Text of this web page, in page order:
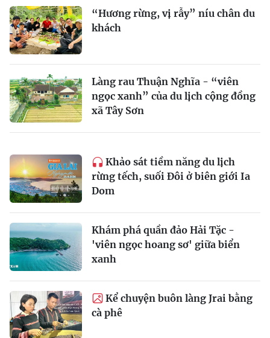
“Hương rừng, vị rẫy” níu chân du
khách
Làng rau Thuận Nghĩa - “viên
ngọc xanh” của du lịch cộng đồng
xã Tây Sơn
Khảo sát tiềm năng du lịch
rừng tếch, suối Đôi ở biên giới Ia
Dom
Khám phá quần đảo Hải Tặc -
'viên ngọc hoang sơ' giữa biển
xanh
Kể chuyện buôn làng Jrai bằng
cà phê